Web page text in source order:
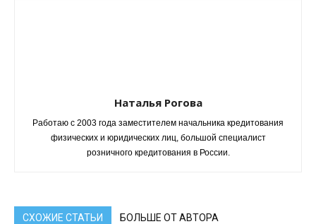
Наталья Рогова
Работаю с 2003 года заместителем начальника кредитования
физических и юридических лиц, большой специалист
розничного кредитования в России.
СХОЖИЕ СТАТЬИ БОЛЬШЕ ОТ АВТОРА